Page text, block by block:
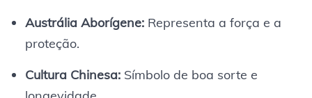
Austrália Aborígene:Representa a força e a
proteção.
Cultura Chinesa:Símbolo de boa sorte e